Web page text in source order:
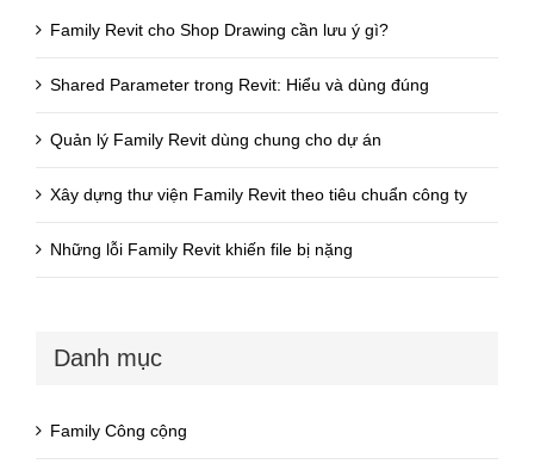
Family Revit cho Shop Drawing cần lưu ý gì?
Shared Parameter trong Revit: Hiểu và dùng đúng
Quản lý Family Revit dùng chung cho dự án
Xây dựng thư viện Family Revit theo tiêu chuẩn công ty
Những lỗi Family Revit khiến file bị nặng
Danh mục
Family Công cộng